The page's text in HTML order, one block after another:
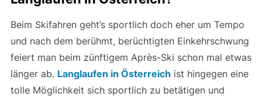
Beim Skifahren geht’s sportlich doch eher um Tempo
und nach dem berühmt, berüchtigten Einkehrschwung
feiert man beim zünftigem Après-Ski schon mal etwas
länger ab. Langlaufen in Österreich ist hingegen eine
tolle Möglichkeit sich sportlich zu betätigen und